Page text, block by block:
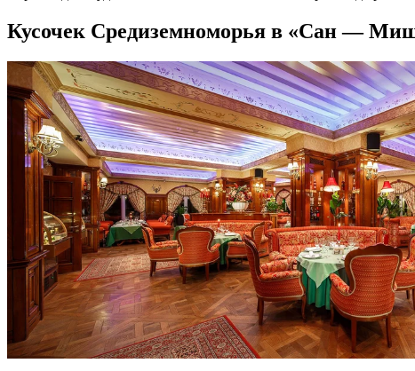
Кусочек Средиземноморья в «Сан —